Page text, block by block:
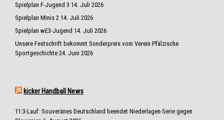
Spielplan F-Jugend 3 14. Juli 2026
Spielplan Minis 2 14. Juli 2026
Spielplan wE3-Jugend 14. Juli 2026
Unsere Festschrift bekommt Sonderpreis vom Verein Pfälzische
Sportgeschichte 24. Juni 2026
kicker Handball News
11:3-Lauf: Souveränes Deutschland beendet Niederlagen-Serie gegen